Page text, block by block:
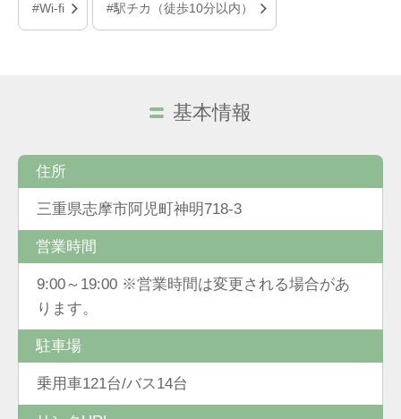
#Wi-fi #駅チカ（徒歩10分以内）
基本情報
住所
三重県志摩市阿児町神明718-3
営業時間
9:00～19:00 ※営業時間は変更される場合があ
ります。
駐車場
乗用車121台/バス14台